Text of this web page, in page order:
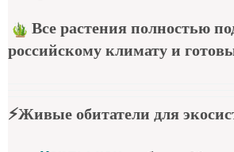
Все растения полностью
российскому климату и
⚡Живые обитатели для